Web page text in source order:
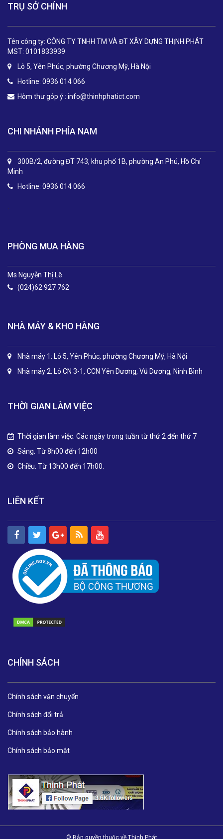
TRỤ SỞ CHÍNH
Tên công ty: CÔNG TY TNHH TM VÀ ĐT XÂY DỰNG THỊNH PHÁT
MST: 0101833939
Lô 5, Yên Phúc, phường Chương Mỹ, Hà Nội
Hotline: 0936 014 066
Hòm thư góp ý : info@thinhphatict.com
CHI NHÁNH PHÍA NAM
300B/2, đường ĐT 743, khu phố 1B, phường An Phú, Hồ Chí
Minh
Hotline: 0936 014 066
PHÒNG MUA HÀNG
Ms Nguyễn Thị Lê
(024)62 927 762
NHÀ MÁY & KHO HÀNG
Nhà máy 1: Lô 5, Yên Phúc, phường Chương Mỹ, Hà Nội
Nhà máy 2: Lô CN 3-1, CCN Yên Dương, Vũ Dương, Ninh Bình
THỜI GIAN LÀM VIỆC
Thời gian làm việc: Các ngày trong tuần từ thứ 2 đến thứ 7
Sáng: Từ 8h00 đến 12h00
Chiều: Từ 13h00 đến 17h00.
LIÊN KẾT
CHÍNH SÁCH
Chính sách vận chuyển
Chính sách đổi trả
Chính sách bảo hành
Chính sách bảo mật
© Bản quyền thuộc về Thịnh Phát